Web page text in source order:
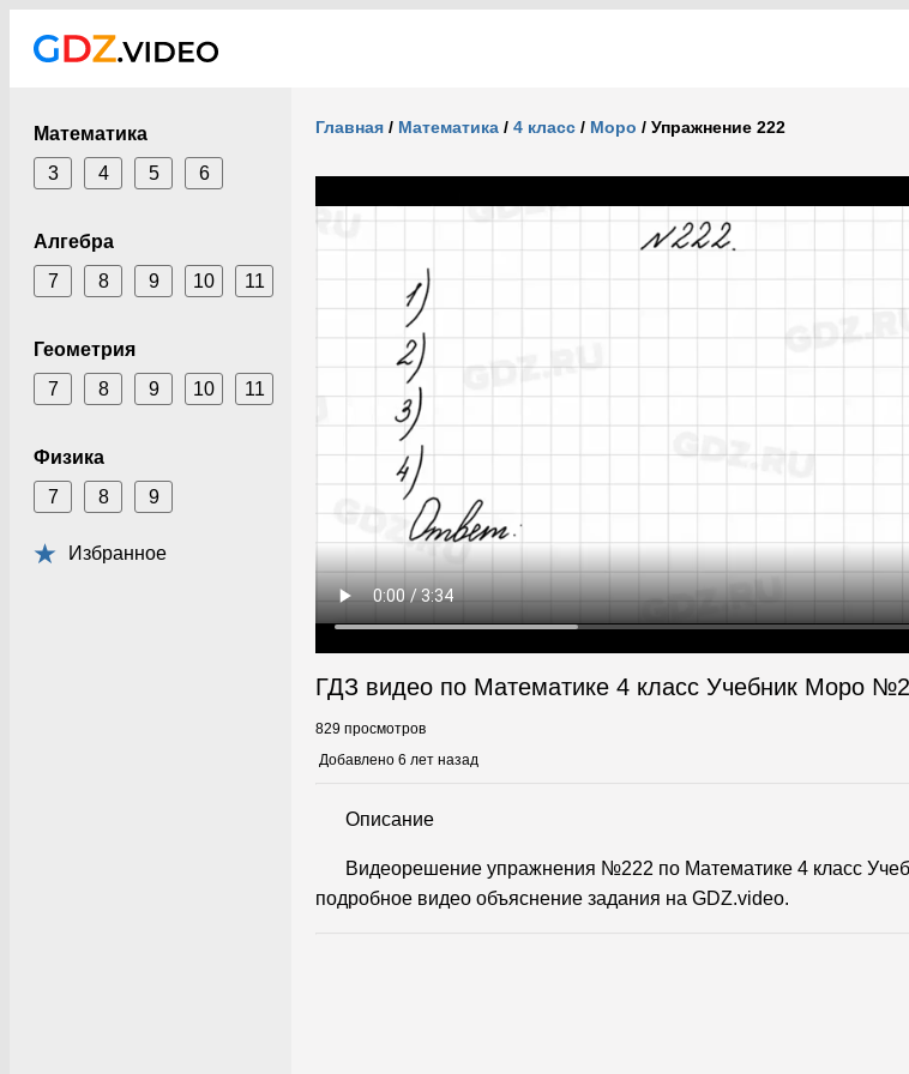
Математика
3
4 5 6
Алгебра
7
8 9 10 11
Геометрия
7
8 9 10 11
Физика
7
8 9
Избранное
Главная / Математика / 4 класс / Моро / Упражнение 222
ГДЗ видео по Математике 4 класс Учебник Моро
829 просмотров
Добавлено 6 лет назад
Описание
Видеорешение упражнения №222 по Математике 4 класс
подробное видео объяснение задания на GDZ.video.